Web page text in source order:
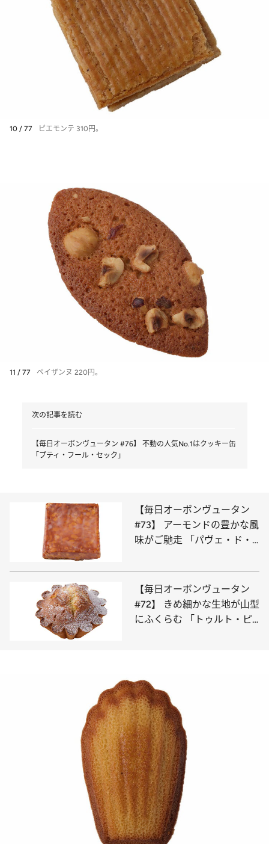
10 / 77 ピエモンテ 310円。
11 / 77 ペイザンヌ 220円。
次の記事を読む
【毎日オーボンヴュータン #76】 不動の人気No.1はクッキー缶
「プティ・フール・セック」
【毎日オーボンヴュータン
#73】 アーモンドの豊かな風
味がご馳走 「パヴェ・ド・
【毎日オーボンヴュータン
#72】 きめ細かな生地が山型
にふくらむ 「トゥルト・ピ